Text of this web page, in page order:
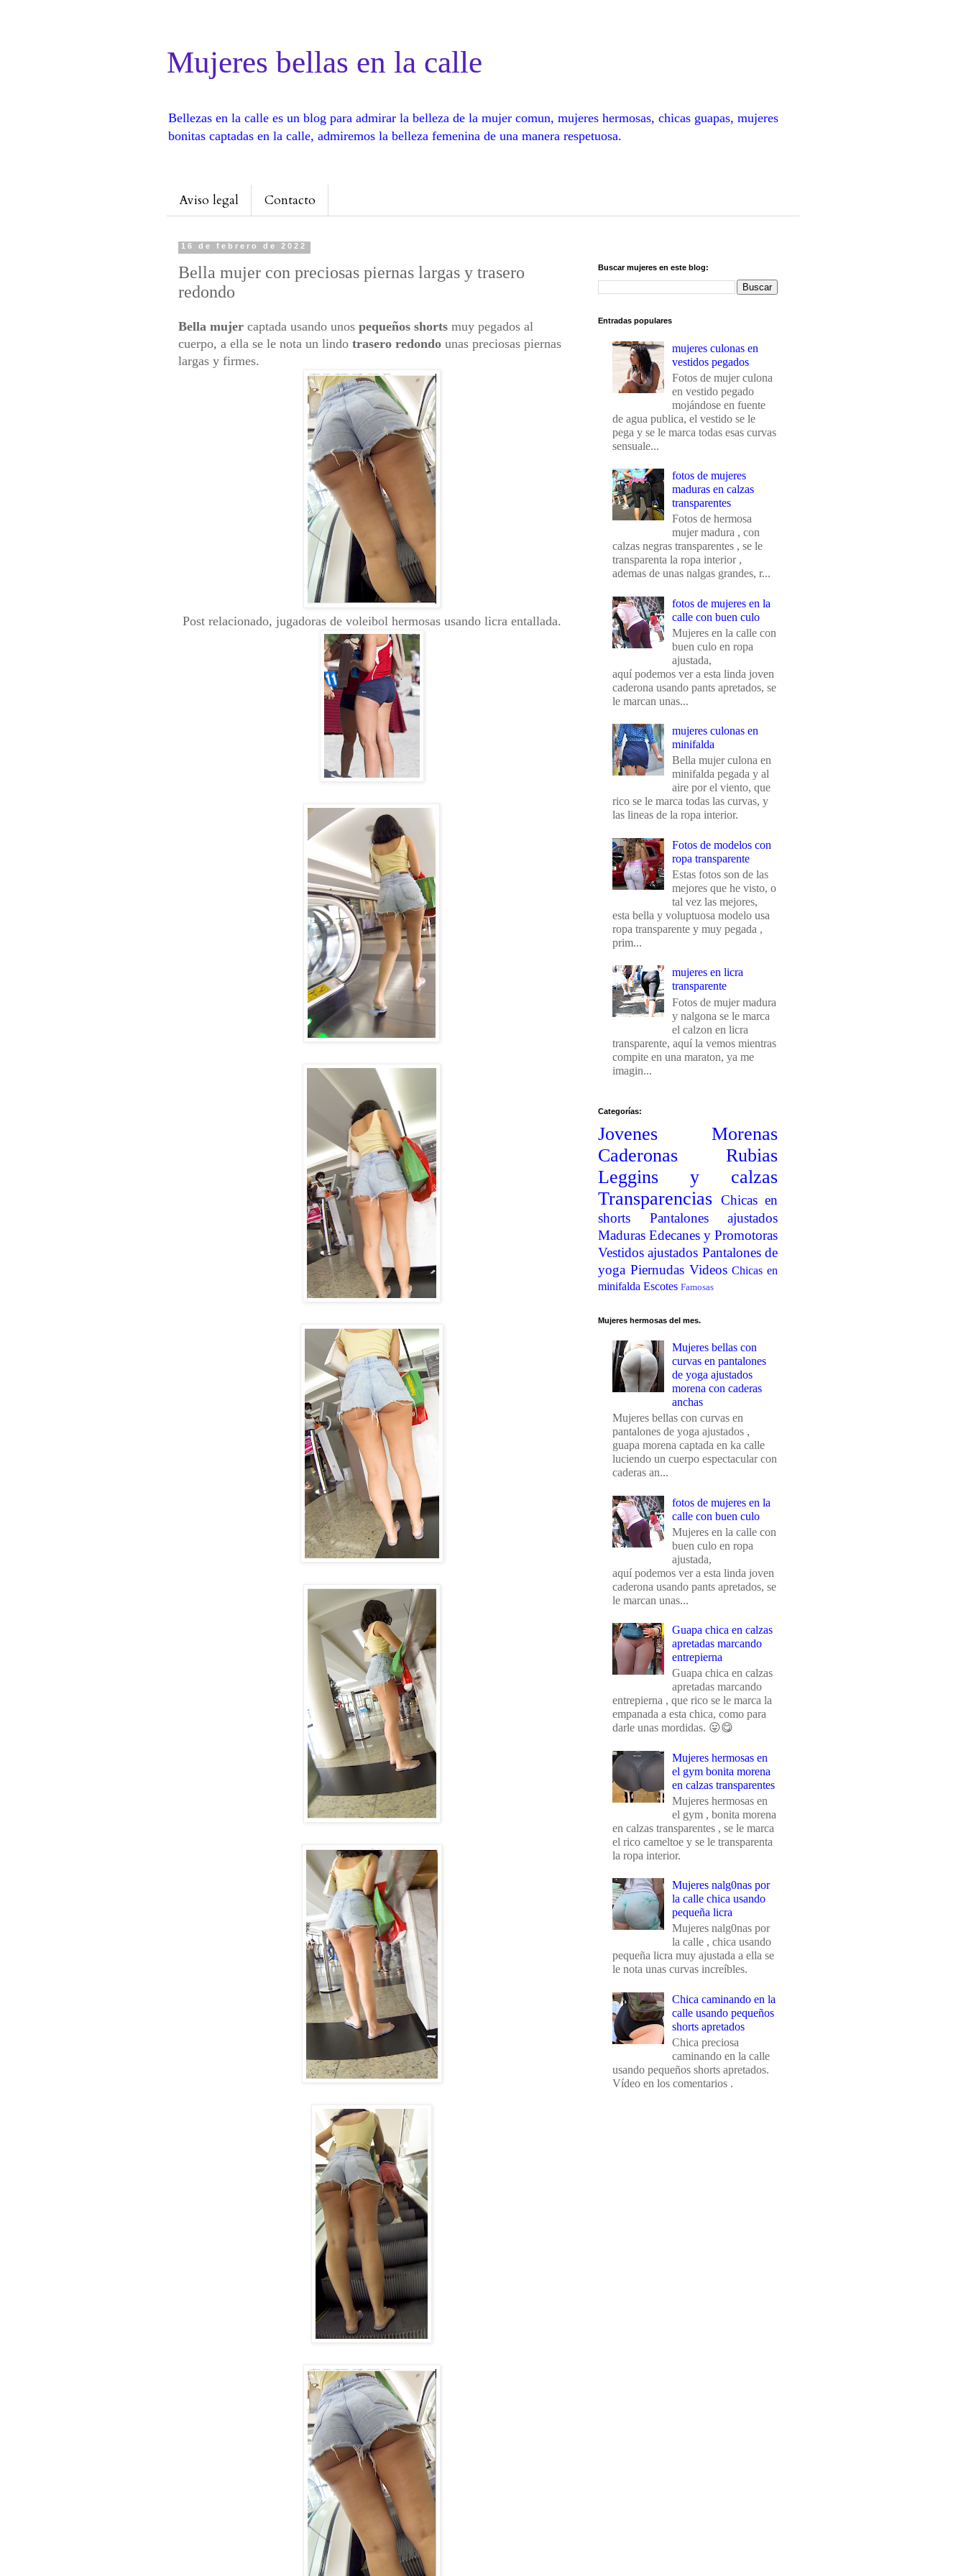
Mujeres bellas en la calle
Bellezas en la calle es un blog para admirar la belleza de la mujer comun, mujeres hermosas, chicas guapas, mujeres
bonitas captadas en la calle, admiremos la belleza femenina de una manera respetuosa.
Aviso legal Contacto
16 de febrero de 2022
Bella mujer con preciosas piernas largas y trasero
redondo
Bella mujer captada usando unos pequeños shorts muy pegados al
cuerpo, a ella se le nota un lindo trasero redondo unas preciosas piernas
largas y firmes.
Post relacionado, jugadoras de voleibol hermosas usando licra entallada.
Buscar mujeres en este blog:
Entradas populares
mujeres culonas en
vestidos pegados
Fotos de mujer culona
en vestido pegado
mojándose en fuente
de agua publica, el vestido se le
pega y se le marca todas esas curvas
sensuale...
fotos de mujeres
maduras en calzas
transparentes
Fotos de hermosa
mujer madura , con
calzas negras transparentes , se le
transparenta la ropa interior ,
ademas de unas nalgas grandes, r...
fotos de mujeres en la
calle con buen culo
Mujeres en la calle con
buen culo en ropa
ajustada,
aquí podemos ver a esta linda joven
caderona usando pants apretados, se
le marcan unas...
mujeres culonas en
minifalda
Bella mujer culona en
minifalda pegada y al
aire por el viento, que
rico se le marca todas las curvas, y
las lineas de la ropa interior.
Fotos de modelos con
ropa transparente
Estas fotos son de las
mejores que he visto, o
tal vez las mejores,
esta bella y voluptuosa modelo usa
ropa transparente y muy pegada ,
prim...
mujeres en licra
transparente
Fotos de mujer madura
y nalgona se le marca
el calzon en licra
transparente, aquí la vemos mientras
compite en una maraton, ya me
imagin...
Categorías:
Jovenes
Morenas
Caderonas
Rubias
Leggins y calzas
Transparencias Chicas en
shorts
Pantalones ajustados
Maduras Edecanes y Promotoras
Vestidos ajustados Pantalones de
yoga Piernudas Videos Chicas en
minifalda Escotes Famosas
Mujeres hermosas del mes.
Mujeres bellas con
curvas en pantalones
de yoga ajustados
morena con caderas
anchas
Mujeres bellas con curvas en
pantalones de yoga ajustados ,
guapa morena captada en ka calle
luciendo un cuerpo espectacular con
caderas an...
fotos de mujeres en la
calle con buen culo
Mujeres en la calle con
buen culo en ropa
ajustada,
aquí podemos ver a esta linda joven
caderona usando pants apretados, se
le marcan unas...
Guapa chica en calzas
apretadas marcando
entrepierna
Guapa chica en calzas
apretadas marcando
entrepierna , que rico se le marca la
empanada a esta chica, como para
darle unas mordidas. 😛😋
Mujeres hermosas en
el gym bonita morena
en calzas transparentes
Mujeres hermosas en
el gym , bonita morena
en calzas transparentes , se le marca
el rico cameltoe y se le transparenta
la ropa interior.
Mujeres nalg0nas por
la calle chica usando
pequeña licra
Mujeres nalg0nas por
la calle , chica usando
pequeña licra muy ajustada a ella se
le nota unas curvas increíbles.
Chica caminando en la
calle usando pequeños
shorts apretados
Chica preciosa
caminando en la calle
usando pequeños shorts apretados.
Vídeo en los comentarios .